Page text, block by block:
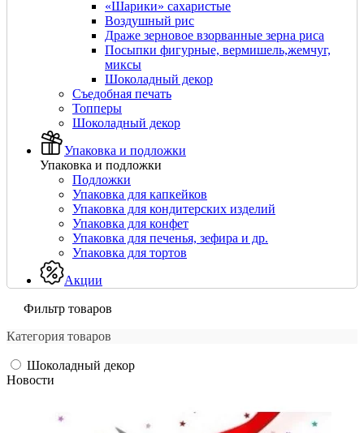
«Шарики» сахаристые
Воздушный рис
Драже зерновое взорванные зерна риса
Посыпки фигурные, вермишель,жемчуг,
миксы
Шоколадный декор
Съедобная печать
Топперы
Шоколадный декор
Упаковка и подложки
Упаковка и подложки
Подложки
Упаковка для капкейков
Упаковка для кондитерских изделий
Упаковка для конфет
Упаковка для печенья, зефира и др.
Упаковка для тортов
Акции
Фильтр товаров
Категория товаров
Шоколадный декор
Новости